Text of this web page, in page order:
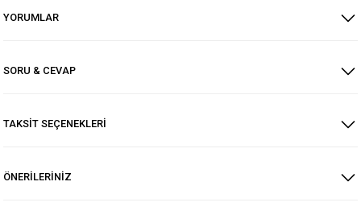
YORUMLAR
SORU & CEVAP
TAKSİT SEÇENEKLERİ
ÖNERİLERİNİZ